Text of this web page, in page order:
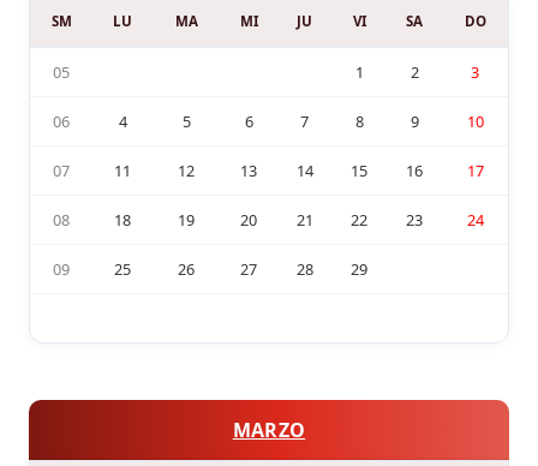
SM LU MA MI JU VI SA DO
05 1 2 3
06 4 5 6 7 8 9 10
07 11 12 13 14 15 16 17
08 18 19 20 21 22 23 24
09 25 26 27 28 29
MARZO